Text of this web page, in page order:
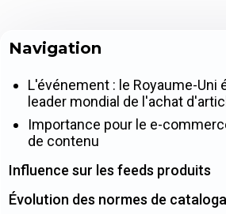
Navigation
L'événement : le Royaume-Uni
leader mondial de l'achat
Importance pour le e-
de contenu
Influence sur les feeds produits
Évolution des normes de